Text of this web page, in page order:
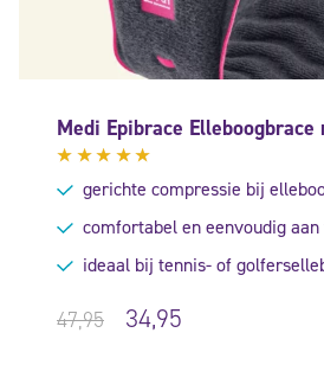
Medi Epibrace Elleboogbrace
Gewaardeerd
4.75 uit
gerichte compressie bij
comfortabel en eenvoudig
ideaal bij tennis- of
47,95 34,95